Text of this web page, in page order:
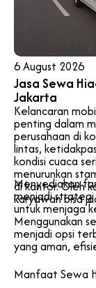
6 August 2026
Jasa Sewa
Jakarta
Kelancaran
penting dalam
perusahaan di
lintas,
kondisi cuaca
menurunkan
di kantor. Oleh
karyawan bisa
Menyediakan
menjadi
untuk menjaga
Menggunakan
menjadi opsi
yang aman,
Manfaat Sewa